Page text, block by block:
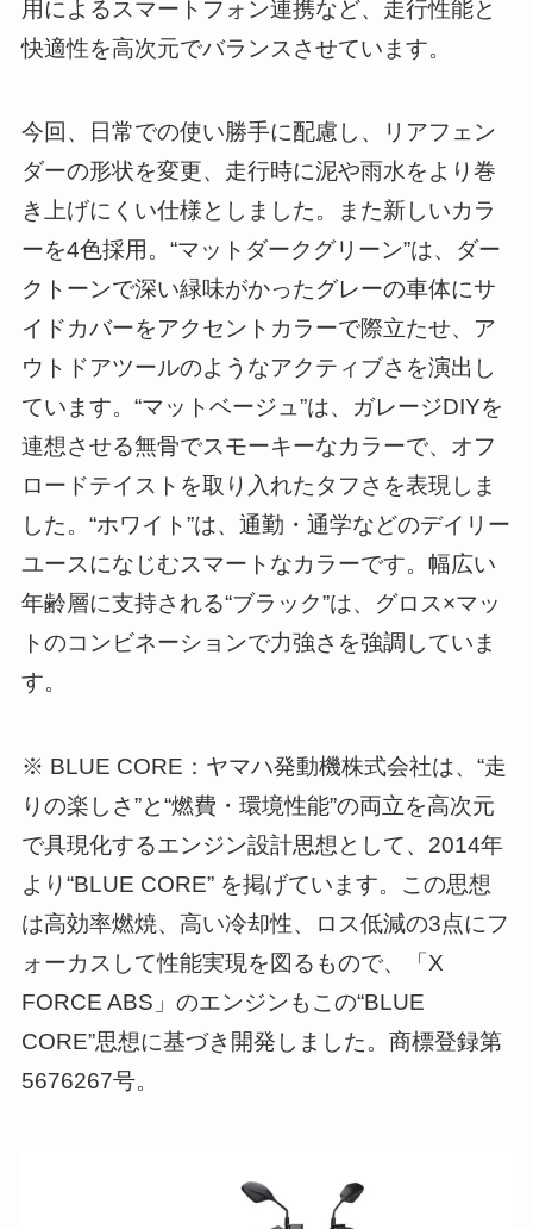
用によるスマートフォン連携など、走行性能と
快適性を高次元でバランスさせています。
今回、日常での使い勝手に配慮し、リアフェン
ダーの形状を変更、走行時に泥や雨水をより巻
き上げにくい仕様としました。また新しいカラ
ーを4色採用。“マットダークグリーン”は、ダー
クトーンで深い緑味がかったグレーの車体にサ
イドカバーをアクセントカラーで際立たせ、ア
ウトドアツールのようなアクティブさを演出し
ています。“マットベージュ”は、ガレージDIYを
連想させる無骨でスモーキーなカラーで、オフ
ロードテイストを取り入れたタフさを表現しま
した。“ホワイト”は、通勤・通学などのデイリー
ユースになじむスマートなカラーです。幅広い
年齢層に支持される“ブラック”は、グロス×マッ
トのコンビネーションで力強さを強調していま
す。
※ BLUE CORE：ヤマハ発動機株式会社は、“走
りの楽しさ”と“燃費・環境性能”の両立を高次元
で具現化するエンジン設計思想として、2014年
より“BLUE CORE” を掲げています。この思想
は高効率燃焼、高い冷却性、ロス低減の3点にフ
ォーカスして性能実現を図るもので、「X
FORCE ABS」のエンジンもこの“BLUE
CORE”思想に基づき開発しました。商標登録第
5676267号。